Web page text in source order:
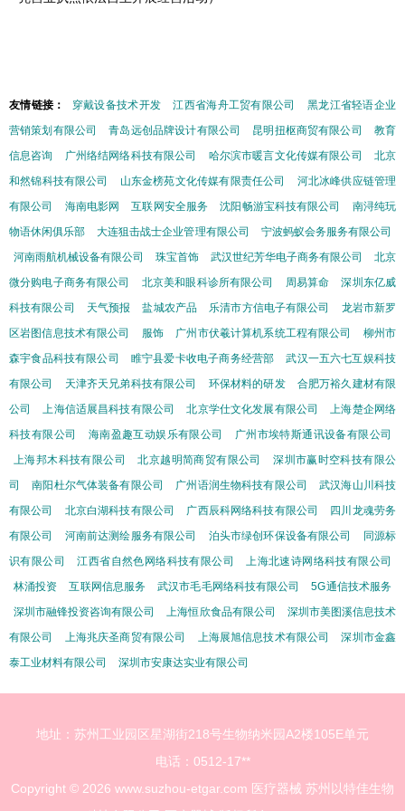
友情链接： 穿戴设备技术开发 江西省海舟工贸有限公司
黑龙江省轻语企业
营销策划有限公司
青岛远创品牌设计有限公司 昆明扭枢商贸有限公司
教育
信息咨询
广州络结网络科技有限公司 哈尔滨市暖言文化传媒有限公司
北京
和然锦科技有限公司
山东金榜苑文化传媒有限责任公司
河北冰峰供应链管理
有限公司
海南电影网 互联网安全服务 沈阳畅游宝科技有限公司
南浔纯玩
物语休闲俱乐部
大连狙击战士企业管理有限公司
宁波蚂蚁会务服务有限公司
河南雨航机械设备有限公司
珠宝首饰 武汉世纪芳华电子商务有限公司
北京
微分购电子商务有限公司
北京美和眼科诊所有限公司 周易算命
深圳东亿威
科技有限公司
天气预报 盐城农产品 乐清市方信电子有限公司
龙岩市新罗
区岩图信息技术有限公司
服饰 广州市伏羲计算机系统工程有限公司
柳州市
森宇食品科技有限公司
睢宁县爱卡收电子商务经营部
武汉一五六七互娱科技
有限公司
天津齐天兄弟科技有限公司 环保材料的研发
合肥万裕久建材有限
公司
上海信适展昌科技有限公司 北京学仕文化发展有限公司
上海楚企网络
科技有限公司
海南盈趣互动娱乐有限公司
广州市埃特斯通讯设备有限公司
上海邦木科技有限公司
北京越明简商贸有限公司
深圳市赢时空科技有限公
司
南阳杜尔气体装备有限公司 广州语润生物科技有限公司
武汉海山川科技
有限公司
北京白湖科技有限公司 广西辰科网络科技有限公司
四川龙魂劳务
有限公司
河南前达测绘服务有限公司 泊头市绿创环保设备有限公司
同源标
识有限公司
江西省自然色网络科技有限公司
上海北速诗网络科技有限公司
林涌投资
互联网信息服务 武汉市毛毛网络科技有限公司
5G通信技术服务
深圳市融锋投资咨询有限公司
上海恒欣食品有限公司
深圳市美图溪信息技术
有限公司
上海兆庆圣商贸有限公司 上海展旭信息技术有限公司
深圳市金鑫
泰工业材料有限公司
深圳市安康达实业有限公司
地址：苏州工业园区星湖街218号生物纳米园A2楼105E单元
电话：0512-17**
Copyright © 2026 www.suzhou-etgar.com 医疗器械 苏州以特佳生物